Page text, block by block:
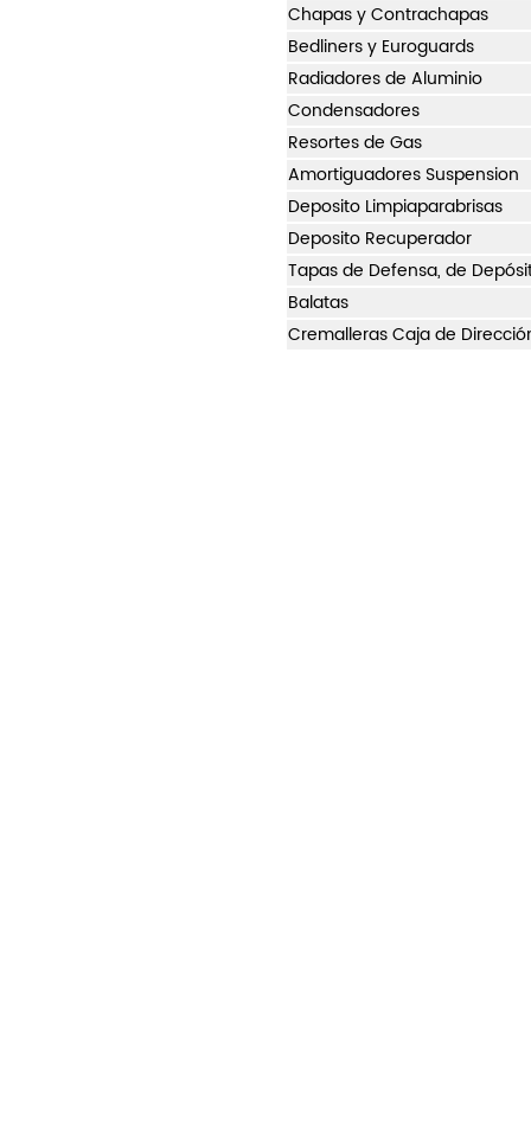
Chapas y Contrachapas
Bedliners y Euroguards
Radiadores de Aluminio
Condensadores
Resortes de Gas
Amortiguadores Suspension
Deposito Limpiaparabrisas
Deposito Recuperador
Tapas de Defensa, de
Balatas
Cremalleras Caja de